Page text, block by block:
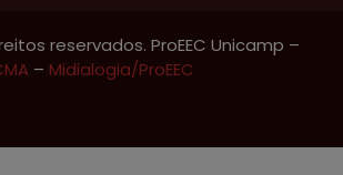
reservados. ProEEC Unicamp –
– Midialogia/ProEEC